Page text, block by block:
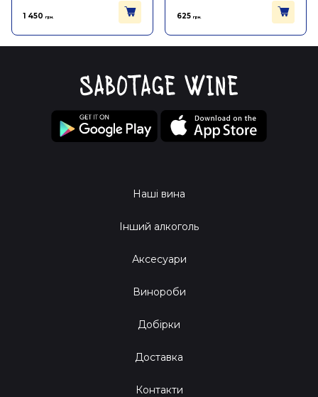
1 450 грн. 625 грн.
Наші вина
Інший алкоголь
Аксесуари
Винороби
Добірки
Доставка
Контакти